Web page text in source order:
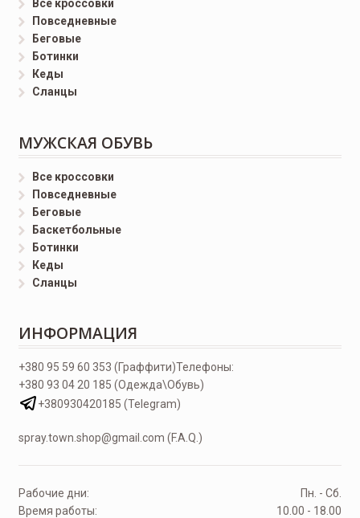
Все кроссовки
Повседневные
Беговые
Ботинки
Кеды
Сланцы
МУЖСКАЯ ОБУВЬ
Все кроссовки
Повседневные
Беговые
Баскетбольные
Ботинки
Кеды
Сланцы
ИНФОРМАЦИЯ
Телефоны:
+380 95 59 60 353 (Граффити)
+380 93 04 20 185 (Одежда\Обувь)
+380930420185 (Telegram)
spray.town.shop@gmail.com (F.A.Q.)
Рабочие дни:
Пн. - Сб.
Время работы:
10.00 - 18.00